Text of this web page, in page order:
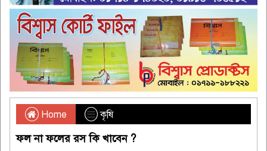
Home কৃষি
ফল না ফলের রস কি খাবেন ?